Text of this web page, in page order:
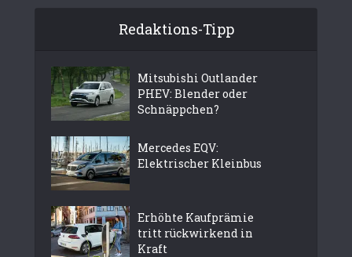
Redaktions-Tipp
Mitsubishi Outlander
PHEV: Blender oder
Schnäppchen?
Mercedes EQV:
Elektrischer Kleinbus
Erhöhte Kaufprämie
tritt rückwirkend in
Kraft